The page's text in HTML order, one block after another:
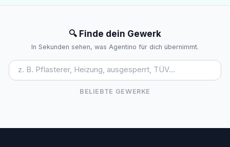
🔍 Finde dein Gewerk
In Sekunden sehen, was Agentino für dich übernimmt.
BELIEBTE GEWERKE